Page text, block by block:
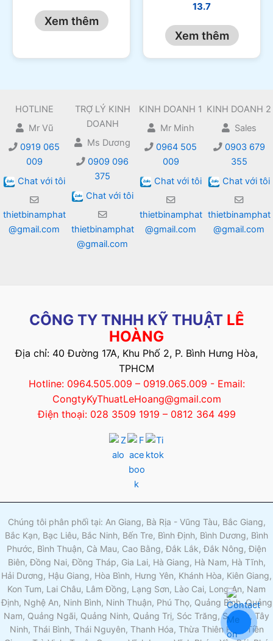
Xem thêm
13.7
Xem thêm
HOTLINE
Mr Vũ
0919 065
009
Chat với tôi
thietbinamphat
@gmail.com
TRỢ LÝ KINH
DOANH
Ms Dương
0909 096
375
Chat với tôi
thietbinamphat
@gmail.com
KINH DOANH 1
Mr Minh
0964 505
009
Chat với tôi
thietbinamphat
@gmail.com
KINH DOANH 2
Sales
0903 679
355
Chat với tôi
thietbinamphat
@gmail.com
CÔNG TY TNHH KỸ THUẬT LÊ
HOÀNG
Địa chỉ: 40 Đường 17A, Khu Phố 2, P. Bình Hưng Hòa,
TPHCM
Hotline: 0964.505.009 – 0919.065.009 - Email:
CongtyKyThuatLeHoang@gmail.com
Điện thoại: 028 3509 1919 – 0812 364 499
Chúng tôi phân phối tại: An Giang, Bà Rịa - Vũng Tàu, Bắc Giang,
Bắc Kạn, Bạc Liêu, Bắc Ninh, Bến Tre, Bình Định, Bình Dương, Bình
Phước, Bình Thuận, Cà Mau, Cao Bằng, Đắk Lắk, Đắk Nông, Điện
Biên, Đồng Nai, Đồng Tháp, Gia Lai, Hà Giang, Hà Nam, Hà Tĩnh,
Hải Dương, Hậu Giang, Hòa Bình, Hưng Yên, Khánh Hòa, Kiên Giang,
Kon Tum, Lai Châu, Lâm Đồng, Lạng Sơn, Lào Cai, Long An, Nam
Định, Nghệ An, Ninh Bình, Ninh Thuận, Phú Thọ, Quảng Bình, Quảng
Nam, Quảng Ngãi, Quảng Ninh, Quảng Trị, Sóc Trăng, Sơn La, Tây
Ninh, Thái Bình, Thái Nguyên, Thanh Hóa, Thừa Thiên Huế, Tiền